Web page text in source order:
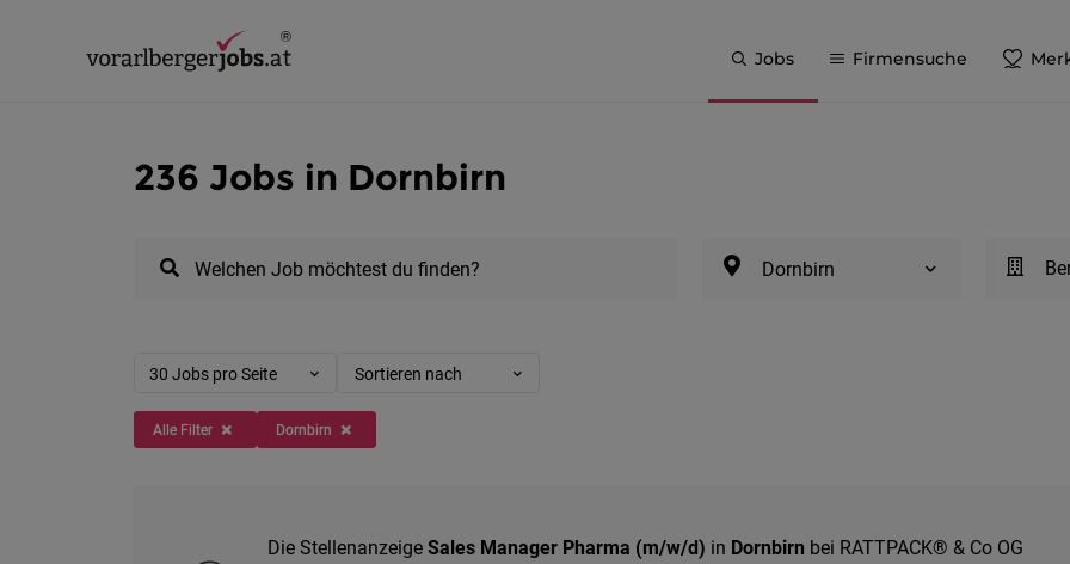
Jobs Firmensuche
236 Jobs in Dornbirn
Welchen Job möchtest du finden? Dornbirn
30 Jobs pro Seite Sortieren nach
Alle Filter Dornbirn
Die Stellenanzeige Sales Manager Pharma (m/w/d) in Dornbirn bei RATTPACK® & Co OG